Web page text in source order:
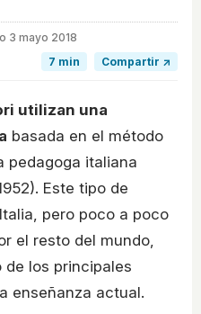
3 mayo 2018
7 min
Compartir ↗
utilizan una
basada en el método
pedagoga italiana
Este tipo de
pero poco a poco
el resto del mundo,
los principales
enseñanza actual.